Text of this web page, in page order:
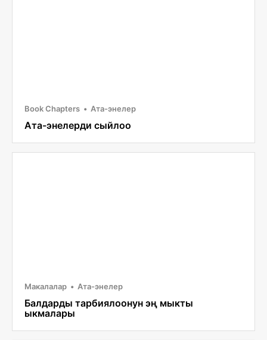
Book Chapters Ата-энелер
Ата-энелерди сыйлоо
Макалалар Ата-энелер
Балдарды тарбиялоонун эң мыкты
ыкмалары